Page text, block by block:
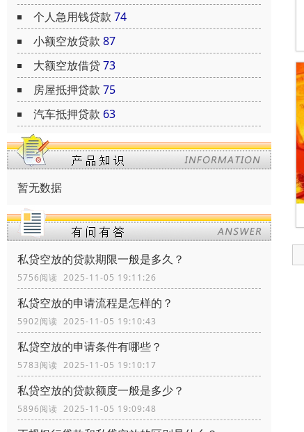
个人急用钱贷款 74
小额空放贷款 87
大额空放借贷73
房屋抵押贷款 75
汽车抵押贷款 63
暂无数据
私贷空放的贷款期限一般是多久？
5756阅读 2025-11-05 19:11:26
私贷空放的申请流程是怎样的？
5902阅读 2025-11-05 19:10:43
私贷空放的申请条件有哪些？
5783阅读 2025-11-05 19:10:17
私贷空放的贷款额度一般是多少？
5896阅读 2025-11-05 19:09:48